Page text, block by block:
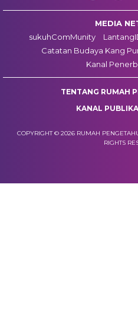
MEDIA
sukuhComMunity
Catatan Budaya Kang
Kanal
TENTANG RUMAH
KANAL
COPYRIGHT © 2026 RUMAH
RIGHTS